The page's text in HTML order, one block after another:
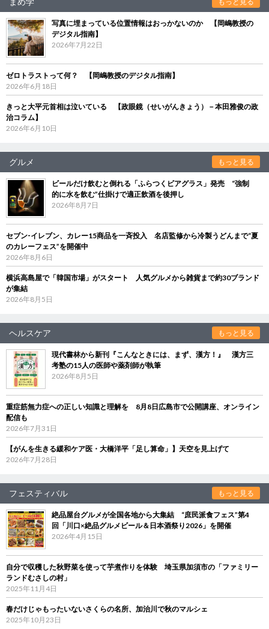
写真に埋まっている位置情報はおっかないのか 【岡嶋教授の
デジタル指南】
2026年7月22日
ゼロトラストって何？ 【岡嶋教授のデジタル指南】
2026年6月18日
きっと大平元首相は泣いている 【政眼鏡（せいがんきょう）－本田雅俊の政
治コラム】
2026年6月10日
グルメ もっと見る
ビールだけ飲むと倒れる「ふらつくビアグラス」発売 “強制
的に水を飲む”仕掛けで適正飲酒を後押し
2026年8月7日
セブン‐イレブン、カレー15商品を一斉投入 名店監修から冷製うどんまで“夏
のカレーフェス”を開催中
2026年8月6日
横浜高島屋で「韓国市場」がスタート 人気グルメから雑貨まで約30ブランド
が集結
2026年8月5日
ヘルスケア もっと見る
現代書林から新刊『こんなときには、まず、漢方！』 漢方三
考塾の15人の医師や薬剤師が執筆
2026年8月5日
重症筋無力症への正しい知識と理解を 8月8日広島市で公開講座、オンライン
配信も
2026年7月31日
【がんを生きる緩和ケア医・大橋洋平「足し算命」】天空を見上げて
2026年7月28日
フェスティバル もっと見る
絶品屋台グルメが全国各地から大集結 “庶民派食フェス”第4
回「川口×絶品グルメビール＆日本酒祭り2026」を開催
2026年4月15日
自分で収穫した秋野菜を使って芋煮作りを体験 埼玉県加須市の「ファミリー
ランドむさしの村」
2025年11月4日
春だけじゃもったいないさくらの名所、加治川で秋のマルシェ
2025年10月23日